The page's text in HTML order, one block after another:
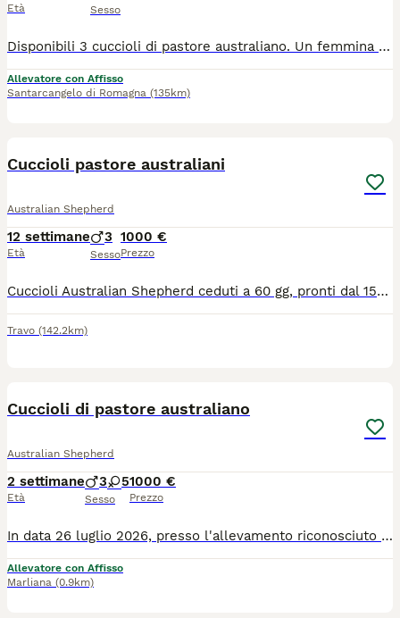
Età Sesso
Disponibili 3 cuccioli di pastore australiano. Un femmina blue merle, una femmina rossa tricolore e un maschio rosso tricolore. Tutti con coda. I cuccioli sono figli di genitori entrambi A e 0 di Anche e Gomiti, testati per le principali malattie ereditarie della razza. I cuccioli crescono in un ambiente familiare, seguono un percorso di desensibilizzazione. Sono abituati al trasportino, alla macchina e ad essere lavati e spazzolati. Per ulteriori informazioni contattatemi privatamente al 3342500257
Allevatore con Affisso
Santarcangelo di Romagna (135km)
Cuccioli pastore australiani
Australian Shepherd
12 settimane
Età
3
Sesso
1000 €
Prezzo
Cuccioli Australian Shepherd ceduti a 60 gg, pronti dal 15/07/2026 con: - pedigree ROI ENCI - microchip - vaccinazione - 3 sverminazioni - libretto sanitario I genitori sono testati ed esenti da patologie genetiche ereditarie e padre lastrato per displasia anca/gomito. Madre Red merle, padre Red. Genitori visibili
Travo (142.2km)
Cuccioli di pastore australiano
Australian Shepherd
2 settimane
Età
3 5
Sesso
1000 €
Prezzo
In data 26 luglio 2026, presso l'allevamento riconosciuto ENCI/FCI Of Mistral's Kiss, in provincia di Pistoia, è nata una cucciolata di pastore australiano. Da mamma Urania e papà Spike sono nati 8 stupendi cuccioli. Abbiamo: -2 femmine blue merle -1 maschio blue merle -3 femmine rosse tricolore -2 maschi rosso tricolore. Tutti i cuccioli hanno la coda lunga. I cuccioli saranno consegnati a partire dal 60esimo giorno di vita con vaccino, 3 sverminazioni, microchip ed iscrizione all'anagrafe canina, visita oculistica specialistica, puppy kit, certificato di buona salute, fattura e pedigree ENCI. I genitori sono testati per la displasia di anca e gomito con risultati ufficiali, esenti dalle principali patologie genetiche di razza. Maggiori informazioni SOLO telefonicamente. Prezzi da 1000 a 1500 euro.
Allevatore con Affisso
Marliana (0.9km)